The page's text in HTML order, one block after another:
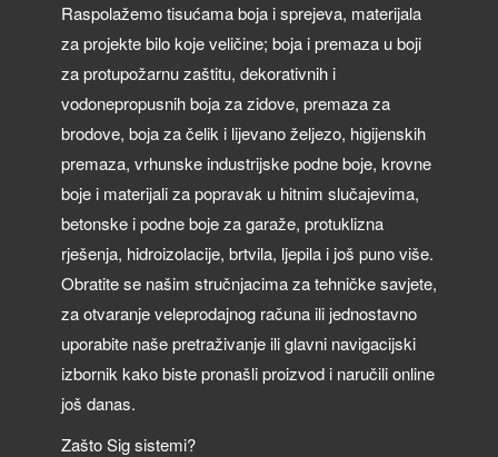
Raspolažemo tisućama boja i sprejeva, materijala
za projekte bilo koje veličine; boja i premaza u boji
za protupožarnu zaštitu, dekorativnih i
vodonepropusnih boja za zidove, premaza za
brodove, boja za čelik i lijevano željezo, higijenskih
premaza, vrhunske industrijske podne boje, krovne
boje i materijali za popravak u hitnim slučajevima,
betonske i podne boje za garaže, protuklizna
rješenja, hidroizolacije, brtvila, ljepila i još puno više.
Obratite se našim stručnjacima za tehničke savjete,
za otvaranje veleprodajnog računa ili jednostavno
uporabite naše pretraživanje ili glavni navigacijski
izbornik kako biste pronašli proizvod i naručili online
još danas.
Zašto Sig sistemi?